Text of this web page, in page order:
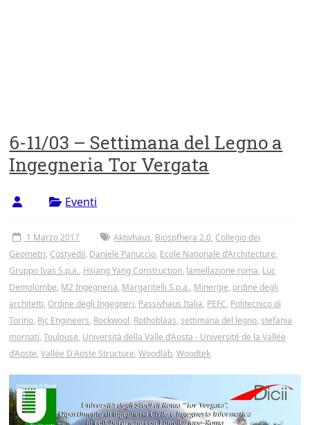
6-11/03 – Settimana del Legno a
Ingegneria Tor Vergata
Eventi
1 Marzo 2017 Aktivhaus, Biospfhera 2.0, Collegio dei
Geometri, Costyedil, Daniele Panuccio, Ecole Nationale d’Architecture,
Gruppo Ivas S.p.a., Hsiang Yang Construction, lamellazione roma, Luc
Demolombe, M2 Ingegneria, Margaritelli S.p.a., Minergie,ordine degli
architetti, Ordine degli Ingegneri, Passivhaus Italia, PEFC, Politecnico di
Torino, Rjc Engineers, Rockwool, Rothoblaas,settimana del legno,stefania
mornati,Toulouse, Università della Valle d’Aosta - Université de la Vallée
d’Aoste,Vallée D'Aoste Structure,Woodlab,Woodtek